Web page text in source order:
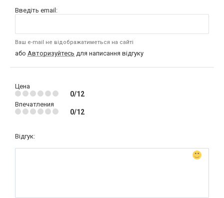
Введіть email:
Ваш e-mail не відображатиметься на сайті
або Авторизуйтесь для написання відгуку
Цена
0/12
Впечатления
0/12
Відгук: